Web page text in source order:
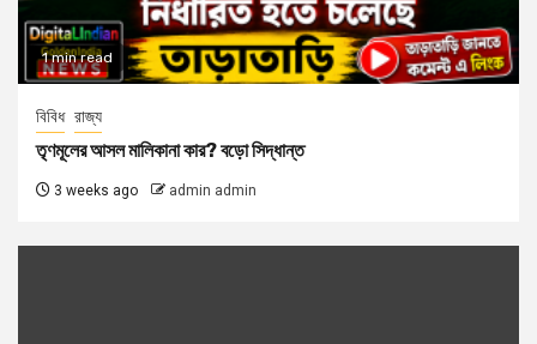
1 min read
বিবিধ রাজ্য
তৃণমূলের আসল মালিকানা কার? বড়ো সিদ্ধান্ত
3 weeks ago admin admin